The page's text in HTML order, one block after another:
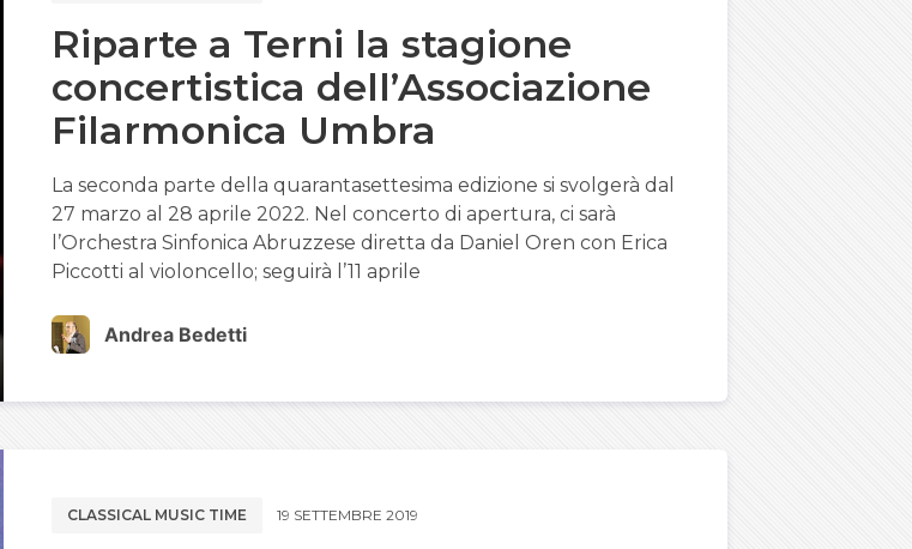
Riparte a Terni la stagione
concertistica dell’Associazione
Filarmonica Umbra
La seconda parte della quarantasettesima edizione si svolgerà dal
27 marzo al 28 aprile 2022. Nel concerto di apertura, ci sarà
l’Orchestra Sinfonica Abruzzese diretta da Daniel Oren con Erica
Piccotti al violoncello; seguirà l’11 aprile
Andrea Bedetti
CLASSICAL MUSIC TIME 19 SETTEMBRE 2019